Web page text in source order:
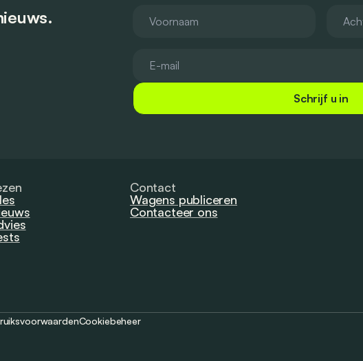
Schrijf u in
Contact
Wagens publiceren
Contacteer ons
Cookiebeheer